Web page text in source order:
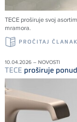
TECE proširuje svoj
mramora.
PROČITAJ ČLANAK
10.04.2026 – NOVOSTI
TECE proširuje